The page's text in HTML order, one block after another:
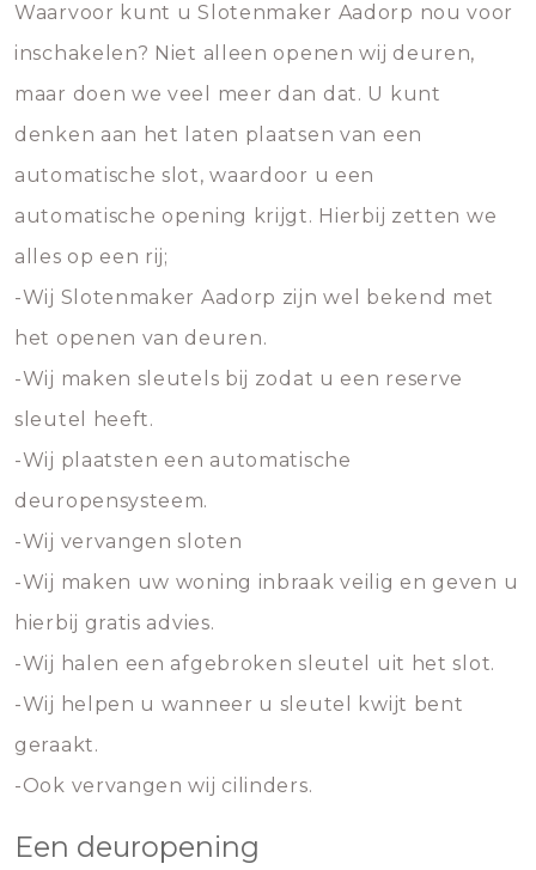
Waarvoor kunt u Slotenmaker Aadorp nou voor
inschakelen? Niet alleen openen wij deuren,
maar doen we veel meer dan dat. U kunt
denken aan het laten plaatsen van een
automatische slot, waardoor u een
automatische opening krijgt. Hierbij zetten we
alles op een rij;
-Wij Slotenmaker Aadorp zijn wel bekend met
het openen van deuren.
-Wij maken sleutels bij zodat u een reserve
sleutel heeft.
-Wij plaatsten een automatische
deuropensysteem.
-Wij vervangen sloten
-Wij maken uw woning inbraak veilig en geven u
hierbij gratis advies.
-Wij halen een afgebroken sleutel uit het slot.
-Wij helpen u wanneer u sleutel kwijt bent
geraakt.
-Ook vervangen wij cilinders.
Een deuropening